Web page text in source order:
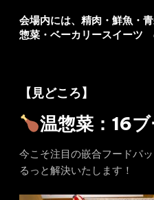
会場内には、精肉・鮮魚・
惣菜・ベーカリースイーツ
【見どころ】
温惣菜：16
今こそ注目の嵌合フードパ
るっと解決いたします！